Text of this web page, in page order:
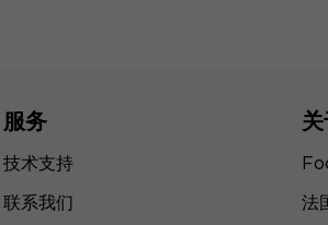
服务
技术支持
联系我们
法